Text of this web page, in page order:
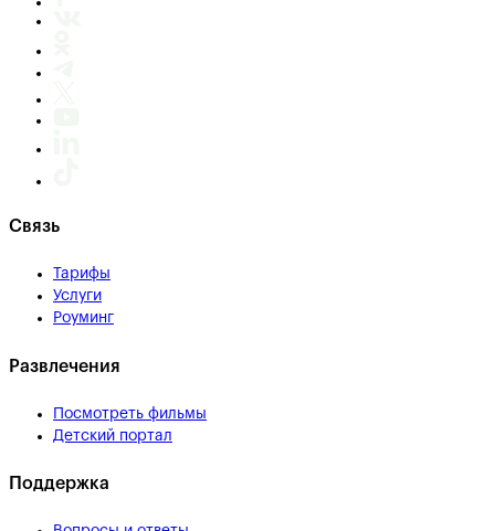
Связь
Тарифы
Услуги
Роуминг
Развлечения
Посмотреть фильмы
Детский портал
Поддержка